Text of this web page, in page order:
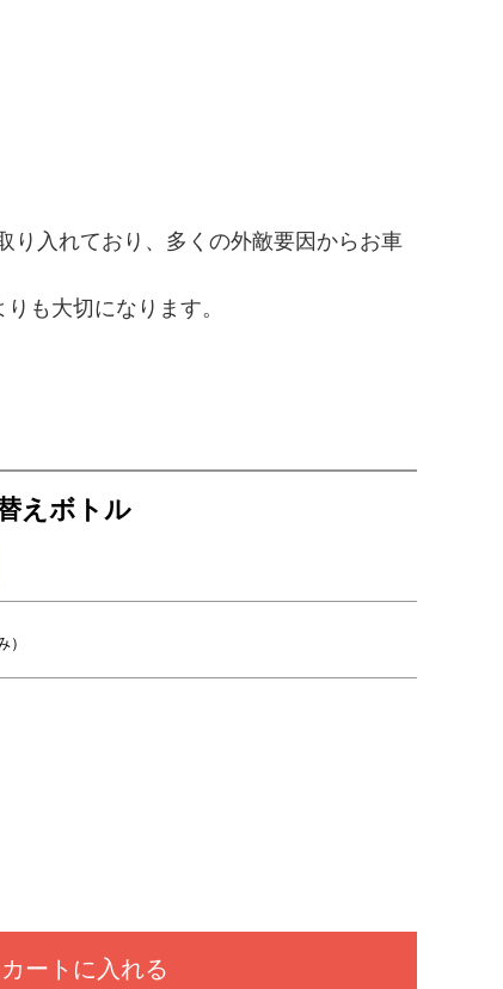
り入れており、多くの外敵要因からお車
も大切になります。
えボトル
）
カートに入れる